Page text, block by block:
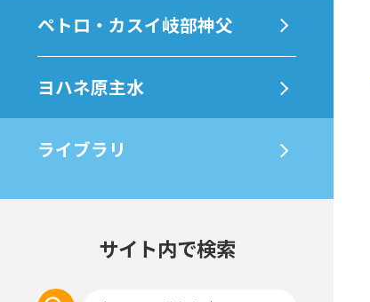
ペトロ・カスイ岐部神父
ヨハネ原主水
ライブラリ
サイト内で検索